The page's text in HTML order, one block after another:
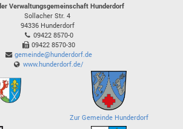
Verwaltungsgemeinschaft Hunderdorf
Sollacher Str. 4
94336 Hunderdorf
09422 8570-0
09422 8570-30
gemeinde@hunderdorf.de
www.hunderdorf.de/
Zur Gemeinde Hunderdorf